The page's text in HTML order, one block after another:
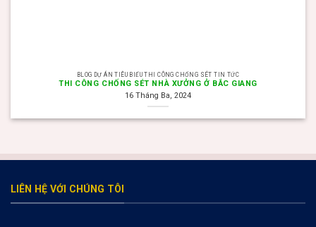
BLOG DỰ ÁN TIÊU BIỂU THI CÔNG CHỐNG SÉT TIN TỨC
THI CÔNG CHỐNG SÉT NHÀ XƯỞNG Ở BẮC GIANG
16 Tháng Ba, 2024
valor bet
Раскрутка и Продвижение Онлайн Казино
valor casino Argentina
LIÊN HỆ VỚI CHÚNG TÔI